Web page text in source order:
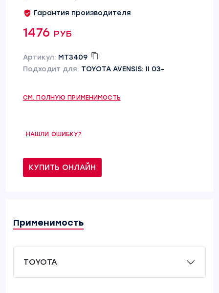
Гарантия производителя
1476 руб
Артикул: MT3409
Подходит для: TOYOTA AVENSIS: II 03-
СМ. ПОЛНУЮ ПРИМЕНИМОСТЬ
НАШЛИ ОШИБКУ?
КУПИТЬ ОНЛАЙН
Применимость
TOYOTA